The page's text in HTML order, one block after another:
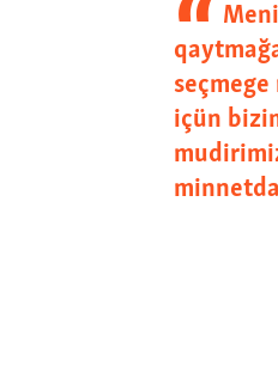
içün